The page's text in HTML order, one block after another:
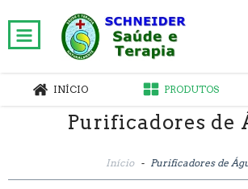
INÍCIO PRODUTOS
Purificadores de
Início - Purificadores de